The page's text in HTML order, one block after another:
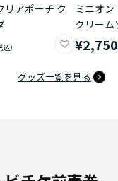
アポーチ ク
ミニオ
クリーム
¥2,750
グッズ一覧を見る